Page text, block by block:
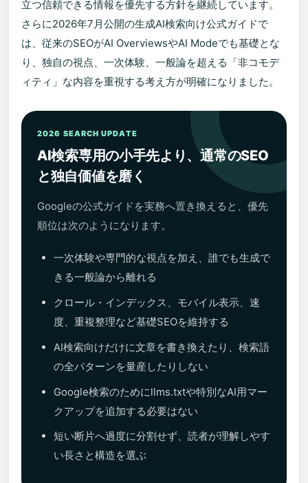
立つ信頼できる情報を優先する方針を継続しています。
さらに2026年7月公開の生成AI検索向け公式ガイドで
は、従来のSEOがAI OverviewsやAI Modeでも基礎とな
り、独自の視点、一次体験、一般論を超える「非コモデ
ィティ」な内容を重視する考え方が明確になりました。
2026 SEARCH UPDATE
AI検索専用の小手先より、通常のSEO
と独自価値を磨く
Googleの公式ガイドを実務へ置き換えると、優先
順位は次のようになります。
一次体験や専門的な視点を加え、誰でも生成で
きる一般論から離れる
クロール・インデックス、モバイル表示、速
度、重複整理など基礎SEOを維持する
AI検索向けだけに文章を書き換えたり、検索語
の全パターンを量産したりしない
Google検索のためにllms.txtや特別なAI用マー
クアップを追加する必要はない
短い断片へ過度に分割せず、読者が理解しやす
い長さと構造を選ぶ